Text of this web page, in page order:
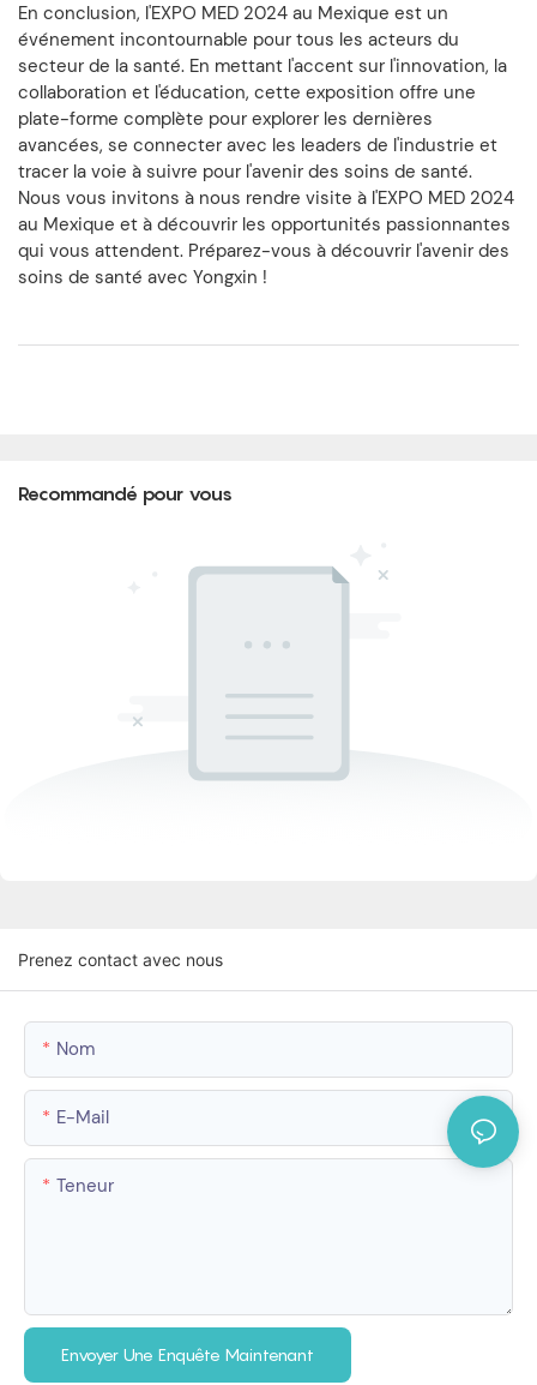
En conclusion, l'EXPO MED 2024 au Mexique est un
événement incontournable pour tous les acteurs du
secteur de la santé. En mettant l'accent sur l'innovation, la
collaboration et l'éducation, cette exposition offre une
plate-forme complète pour explorer les dernières
avancées, se connecter avec les leaders de l'industrie et
tracer la voie à suivre pour l'avenir des soins de santé.
Nous vous invitons à nous rendre visite à l'EXPO MED 2024
au Mexique et à découvrir les opportunités passionnantes
qui vous attendent. Préparez-vous à découvrir l'avenir des
soins de santé avec Yongxin !
Recommandé pour vous
Prenez contact avec nous
Nom
E-Mail
Teneur
Envoyer Une Enquête Maintenant